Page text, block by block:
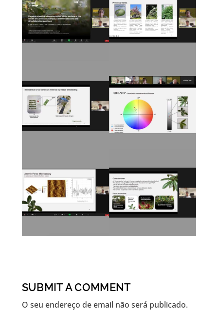
SUBMIT A COMMENT
O seu endereço de email não será publicado.